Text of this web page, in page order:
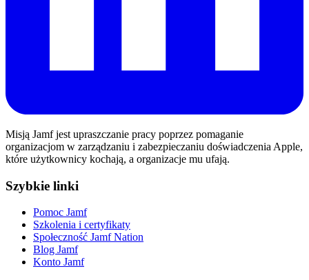
Misją Jamf jest upraszczanie pracy poprzez pomaganie
organizacjom w zarządzaniu i zabezpieczaniu doświadczenia Apple,
które użytkownicy kochają, a organizacje mu ufają.
Szybkie linki
Pomoc Jamf
Szkolenia i certyfikaty
Społeczność Jamf Nation
Blog Jamf
Konto Jamf